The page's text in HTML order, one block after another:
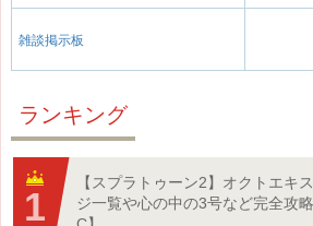
雑談掲示板
ランキング
【スプラトゥーン2】オクトエキ
ジ一覧や心の中の3号など完全攻